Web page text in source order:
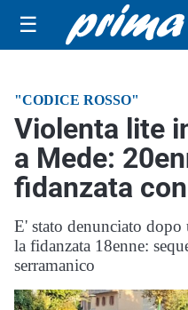
☰
"CODICE ROSSO"
Violenta lite
a Mede:
fidanzata
E' stato denunciato dopo
la fidanzata 18enne:
serramanico